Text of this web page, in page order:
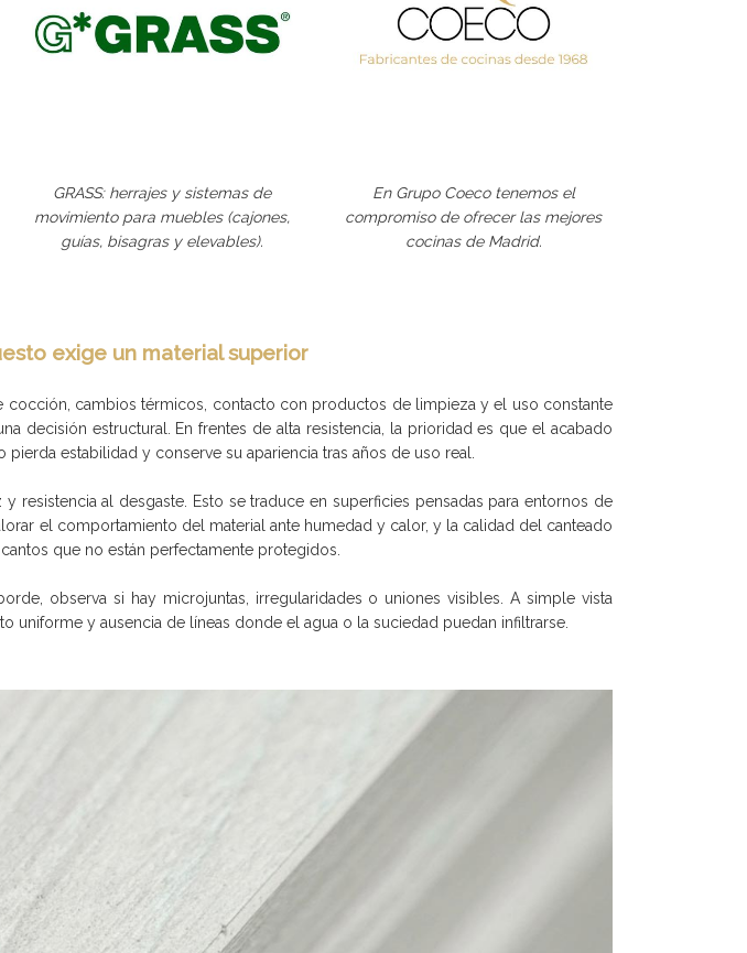
GRASS: herrajes y sistemas de
movimiento para muebles (cajones,
guías, bisagras y elevables).
En Grupo Coeco tenemos el
compromiso de ofrecer las mejores
cocinas de Madrid.
exige un material superior
cocción, cambios térmicos, contacto con productos de limpieza y el uso constante
decisión estructural. En frentes de alta resistencia, la prioridad es que el acabado
estabilidad y conserve su apariencia tras años de uso real.
resistencia al desgaste. Esto se traduce en superficies pensadas para entornos de
el comportamiento del material ante humedad y calor, y la calidad del canteado
que no están perfectamente protegidos.
observa si hay microjuntas, irregularidades o uniones visibles. A simple vista
uniforme y ausencia de líneas donde el agua o la suciedad puedan infiltrarse.